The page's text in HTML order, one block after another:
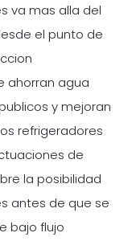
va mas alla del
el punto de
ahorran agua
y mejoran
refrigeradores
de
la posibilidad
antes de que se
bajo flujo